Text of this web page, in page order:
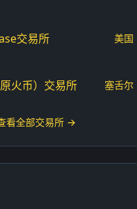
交易所 美国
火币）交易所 塞舌尔
看全部交易所 →